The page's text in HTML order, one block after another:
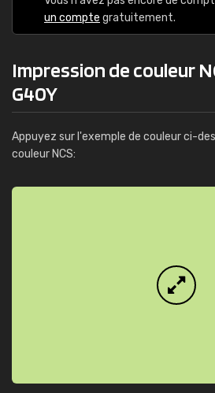
un compte gratuitement.
Impression de couleur
G40Y
Appuyez sur l'exemple de couleur ci-
couleur NCS: